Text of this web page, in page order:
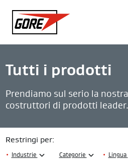
Gore
Tutti i prodotti
Prendiamo sul serio la
costruttori di prodotti leader.
Restringi per:
• Industrie Categorie • Lingua